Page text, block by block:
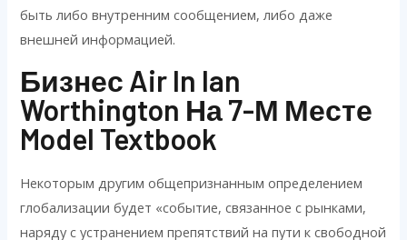
быть либо внутренним сообщением, либо даже
внешней информацией.
Бизнес Air In Ian
Worthington На 7-М Месте
Model Textbook
Некоторым другим общепризнанным определением
глобализации будет «событие, связанное с рынками,
наряду с устранением препятствий на пути к свободной